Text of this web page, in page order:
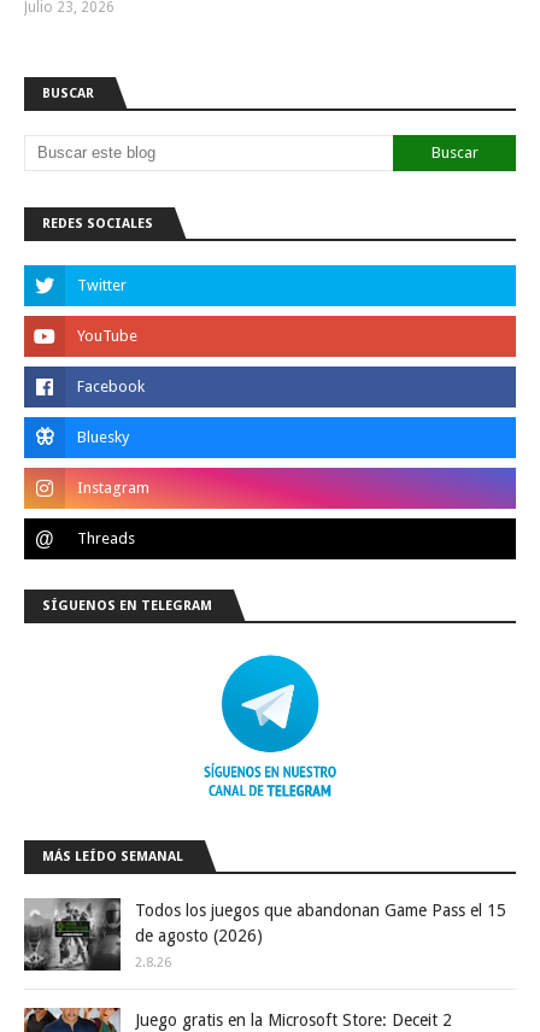
Julio 23, 2026
BUSCAR
REDES SOCIALES
SÍGUENOS EN TELEGRAM
MÁS LEÍDO SEMANAL
Todos los juegos que abandonan Game Pass el 15
de agosto (2026)
2.8.26
Juego gratis en la Microsoft Store: Deceit 2